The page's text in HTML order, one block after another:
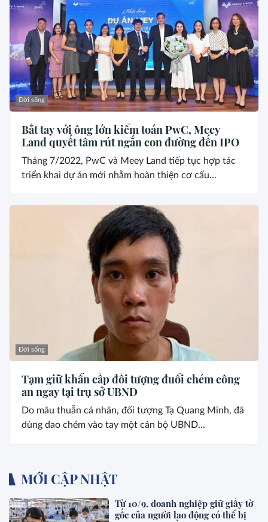
Đời sống
Bắt tay với ông lớn kiểm toán PwC, Meey
Land quyết tâm rút ngắn con đường đến IPO
Tháng 7/2022, PwC và Meey Land tiếp tục hợp tác
triển khai dự án mới nhằm hoàn thiện cơ cấu...
Đời sống
Tạm giữ khẩn cấp đối tượng đuổi chém công
an ngay tại trụ sở UBND
Do mâu thuẫn cá nhân, đối tượng Tạ Quang Minh, đã
dùng dao chém vào tay một cán bộ UBND...
MỚI CẬP NHẬT
Từ 10/9, doanh nghiệp giữ giấy tờ
gốc của người lao động có thể bị